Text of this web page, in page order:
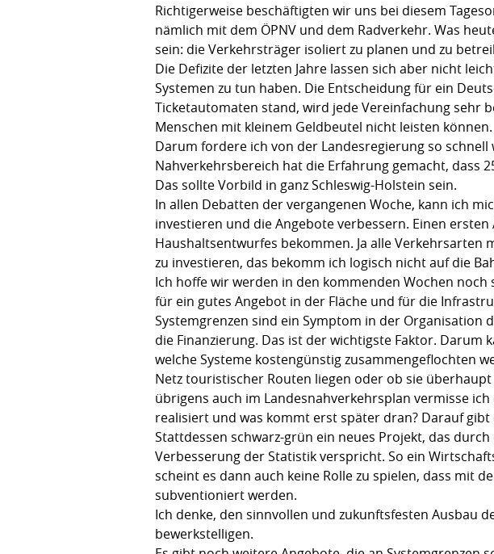
Richtigerweise beschäftigten wir uns bei diesem
nämlich mit dem ÖPNV und dem Radverkehr. Was
sein: die Verkehrsträger isoliert zu planen und zu
Die Defizite der letzten Jahre lassen sich aber nicht
Systemen zu tun haben. Die Entscheidung für ein
Ticketautomaten stand, wird jede Vereinfachung sehr
Menschen mit kleinem Geldbeutel nicht leisten können.
Darum fordere ich von der Landesregierung so
Nahverkehrsbereich hat die Erfahrung gemacht, dass
Das sollte Vorbild in ganz Schleswig-Holstein sein.
In allen Debatten der vergangenen Woche, kann ich
investieren und die Angebote verbessern. Einen
Haushaltsentwurfes bekommen. Ja alle
zu investieren, das bekomm ich logisch nicht auf die
Ich hoffe wir werden in den kommenden Wochen
für ein gutes Angebot in der Fläche und für die
Systemgrenzen sind ein Symptom in der Organisation
die Finanzierung. Das ist der wichtigste Faktor.
welche Systeme kostengünstig zusammengeflochten
Netz touristischer Routen liegen oder ob sie
übrigens auch im Landesnahverkehrsplan vermisse
realisiert und was kommt erst später dran? Darauf gibt
Stattdessen schwarz-grün ein neues Projekt, das
Verbesserung der Statistik verspricht. So ein
scheint es dann auch keine Rolle zu spielen, dass mit
subventioniert werden.
Ich denke, den sinnvollen und zukunftsfesten Ausbau
bewerkstelligen.